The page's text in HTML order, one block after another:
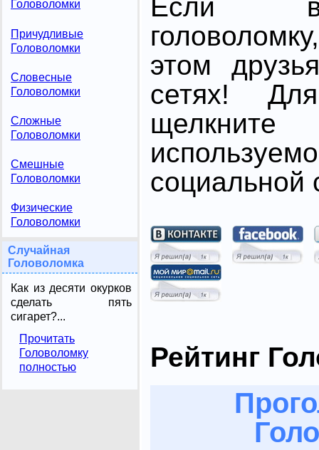
Головоломки
Причудливые
Головоломки
Словесные
Головоломки
Сложные
Головоломки
Смешные
Головоломки
Физические
Головоломки
Случайная
Головоломка
Как из десяти окурков
сделать пять
сигарет?...
Прочитать
Головоломку
полностью
Если
этом
сетях!
социальной
Рейтинг